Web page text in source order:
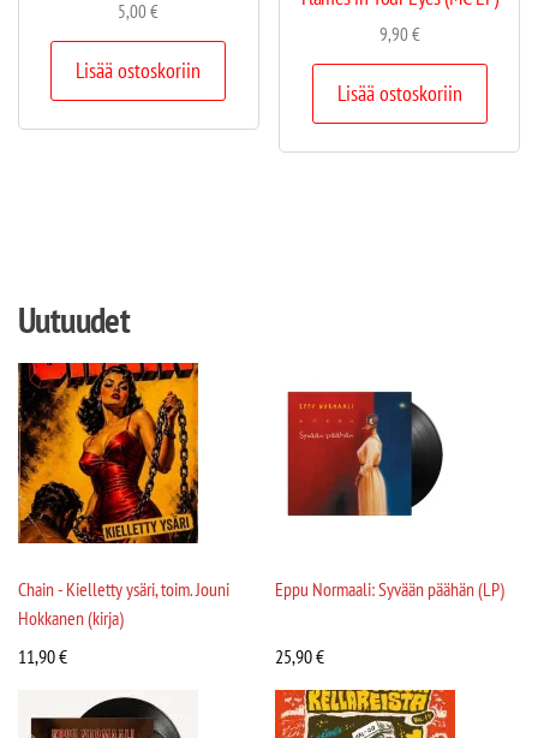
5,00€
Lisää ostoskoriin
9,90€
Lisää ostoskoriin
Uutuudet
Chain - Kielletty ysäri, toim. Jouni
Hokkanen (kirja)
11,90€
Eppu Normaali: Syvään päähän (LP)
25,90€